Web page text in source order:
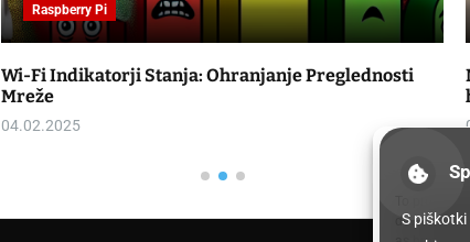
device
Raspberry Pi
Wi-Fi Indikatorji Stanja: Ohranjanje Preglednosti
Mreže
04.02.2025
S